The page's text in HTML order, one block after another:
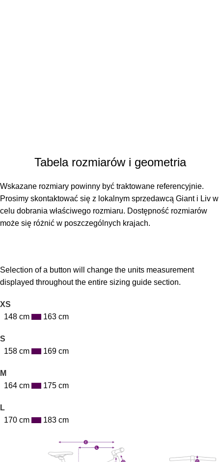
Tabela rozmiarów i geometria
Wskazane rozmiary powinny być traktowane referencyjnie.
Prosimy skontaktować się z lokalnym sprzedawcą Giant i Liv w
celu dobrania właściwego rozmiaru. Dostępność rozmiarów
może się różnić w poszczególnych krajach.
Selection of a button will change the units measurement
displayed throughout the entire sizing guide section.
XS
148 cm
163 cm
S
158 cm
169 cm
M
164 cm
175 cm
L
170 cm
183 cm